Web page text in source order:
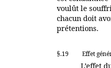
voulût le
chacun doit
prétentions.
§.19 Effet
L’effet du